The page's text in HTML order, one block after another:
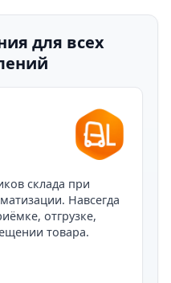
для всех
склада при
Навсегда
отгрузке,
товара.